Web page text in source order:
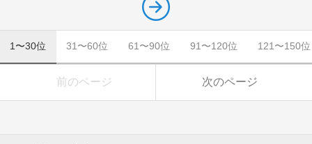
1〜30位 31〜60位 61〜90位 91〜120位 121〜150位
前のページ 次のページ